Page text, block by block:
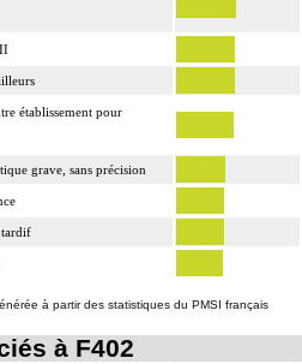
établissement pour
grave, sans précision
tardif
à partir des statistiques du PMSI français
à F402